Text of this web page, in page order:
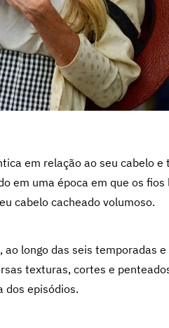
em relação ao seu cabelo e
em uma época em que os
cabelo cacheado volumoso.
longo das seis temporadas
texturas, cortes e
dos episódios.